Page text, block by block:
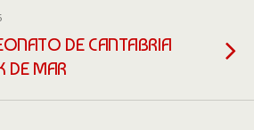
DE CANTABRIA
DE MAR